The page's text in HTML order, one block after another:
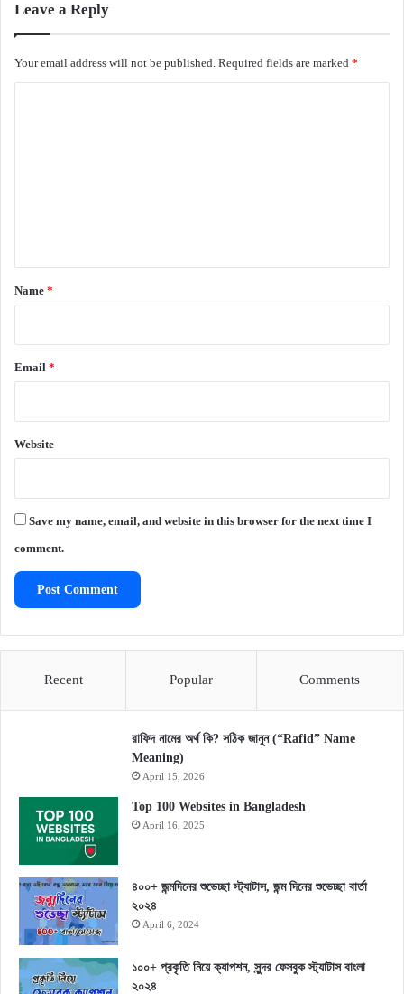
Leave a Reply
Your email address will not be published. Required fields are marked *
*
Name *
Email *
Website
Save my name, email, and website in this browser for the next time I
comment.
Recent Popular Comments
রাফিদ নামের অর্থ কি? সঠিক জানুন (“Rafid” Name
Meaning)
April 15, 2026
Top 100 Websites in Bangladesh
April 16, 2025
৪০০+ জন্মদিনের শুভেচ্ছা স্ট্যাটাস, জন্ম দিনের শুভেচ্ছা বার্তা
২০২৪
April 6, 2024
১০০+ প্রকৃতি নিয়ে ক্যাপশন, সুন্দর ফেসবুক স্ট্যাটাস বাংলা
২০২৪